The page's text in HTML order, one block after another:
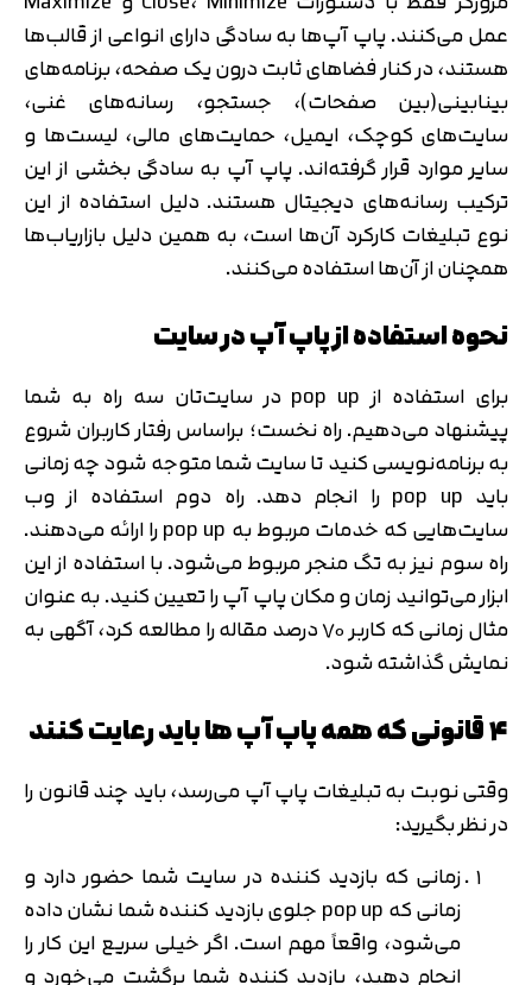
عمل می‌کنند. پاپ آپ‌ها به سادگی دارای انواعی از قالب‌ها
هستند، در کنار فضاهای ثابت درون یک صفحه، برنامه‌های
بینابینی(بین صفحات)، جستجو، رسانه‌های غنی،
سایت‌های کوچک، ایمیل، حمایت‌های مالی، لیست‌ها و
سایر موارد قرار گرفته‌اند. پاپ آپ به سادگی بخشی از این
ترکیب رسانه‌های دیجیتال هستند. دلیل استفاده از این
نوع تبلیغات کارکرد آن‌ها است، به همین دلیل بازاریاب‌ها
همچنان از آن‌ها استفاده می‌کنند.
نحوه استفاده از پاپ آپ در سایت
برای استفاده از pop up در سایت‌تان سه راه به شما
پیشنهاد می‌دهیم. راه نخست؛ براساس رفتار کاربران شروع
به برنامه‌نویسی کنید تا سایت شما متوجه شود چه زمانی
باید pop up را انجام دهد. راه دوم استفاده از وب
سایت‌هایی که خدمات مربوط به pop up را ارائه می‌دهند.
راه سوم نیز به تگ منجر مربوط می‌شود. با استفاده از این
ابزار می‌توانید زمان و مکان پاپ آپ را تعیین کنید. به عنوان
مثال زمانی که کاربر ۷۰ درصد مقاله را مطالعه کرد، آگهی به
نمایش گذاشته شود.
۴ قانونی که همه پاپ آپ ها باید رعایت کنند
وقتی نوبت به تبلیغات پاپ آپ می‌رسد، باید چند قانون را
در نظر بگیرید:
زمانی که بازدید کننده در سایت شما حضور دارد و
زمانی که pop up جلوی بازدید کننده شما نشان داده
می‌شود، واقعاً مهم است. اگر خیلی سریع این کار را
انجام دهید، بازدید کننده شما برگشت می‌خورد و